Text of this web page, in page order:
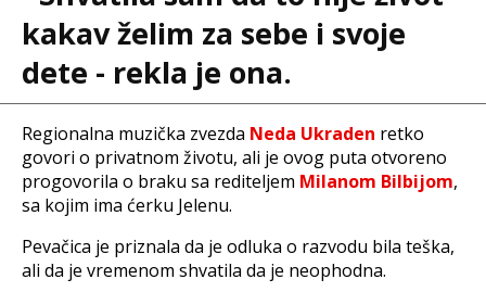
kakav želim za sebe i svoje
dete - rekla je ona.
Regionalna muzička zvezda Neda Ukraden retko
govori o privatnom životu, ali je ovog puta otvoreno
progovorila o braku sa rediteljem Milanom Bilbijom,
sa kojim ima ćerku Jelenu.
Pevačica je priznala da je odluka o razvodu bila teška,
ali da je vremenom shvatila da je neophodna.